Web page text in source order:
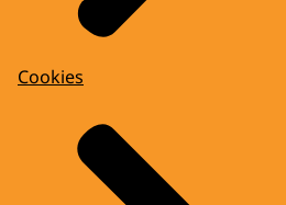
Cookies